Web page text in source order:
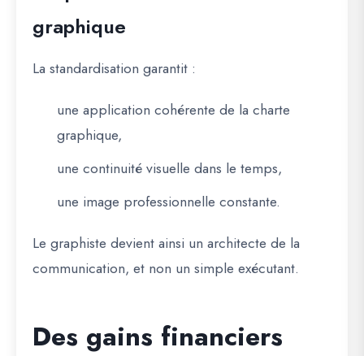
graphique
La standardisation garantit :
une application cohérente de la charte
graphique,
une continuité visuelle dans le temps,
une image professionnelle constante.
Le graphiste devient ainsi un architecte de la
communication, et non un simple exécutant.
Des gains financiers